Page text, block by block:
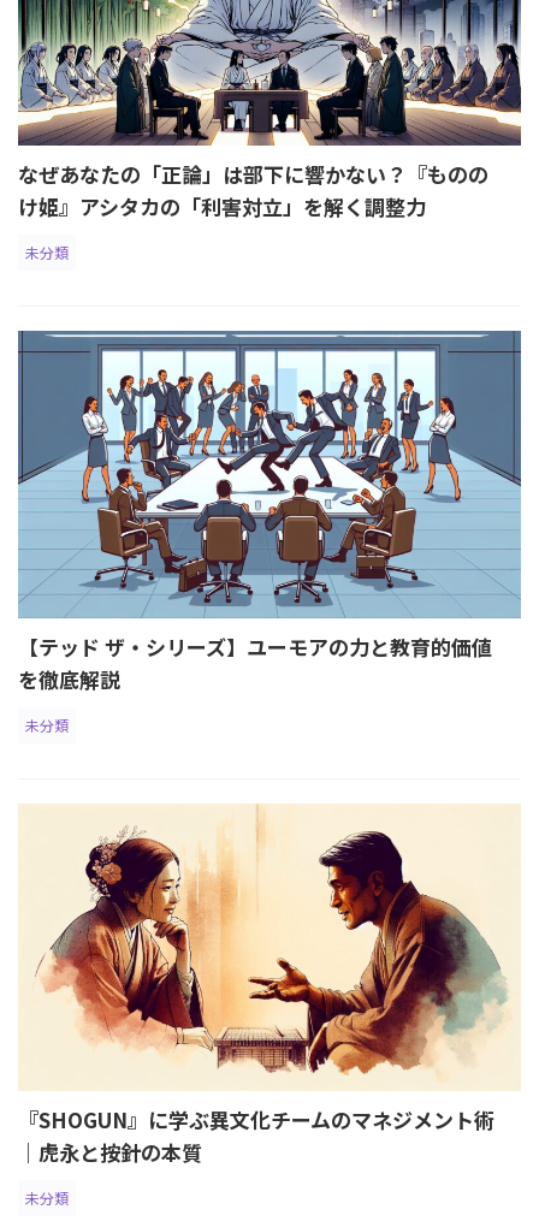
なぜあなたの「正論」は部下に響かない？『ものの
け姫』アシタカの「利害対立」を解く調整力
未分類
【テッド ザ・シリーズ】ユーモアの力と教育的価値
を徹底解説
未分類
『SHOGUN』に学ぶ異文化チームのマネジメント術
｜虎永と按針の本質
未分類